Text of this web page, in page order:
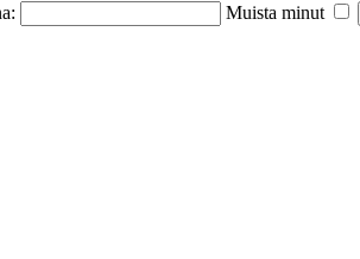
Muista minut